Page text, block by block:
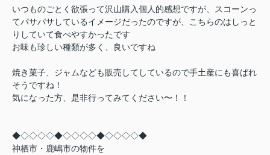
いつものごとく欲張って沢山購入個人的感想ですが、スコーンっ
てパサパサしているイメージだったのですが、こちらのはしっと
りしていて食べやすかったです
お味も珍しい種類が多く、良いですね
焼き菓子、ジャムなども販売してしているので手土産にも喜ばれ
そうですね！
気になった方、是非行ってみてください〜！！
◆◇◇◇◇◆◇◇◇◇◆◇◇◇◇◆
神栖市・鹿嶋市の物件を